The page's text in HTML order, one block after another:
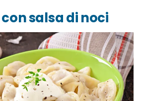
salsa di noci